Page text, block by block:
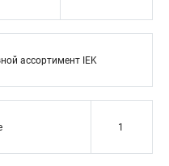
ассортимент IEK
1